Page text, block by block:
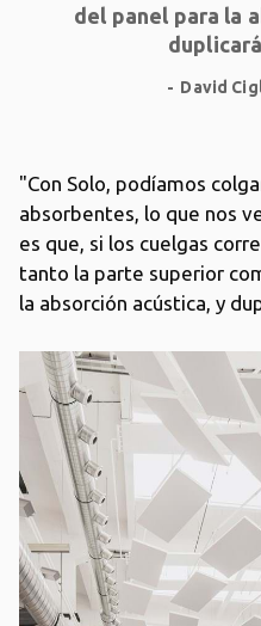
del panel para la
David
"Con Solo, podíamos
absorbentes, lo que nos
es que, si los cuelgas
tanto la parte superior
la absorción acústica, y